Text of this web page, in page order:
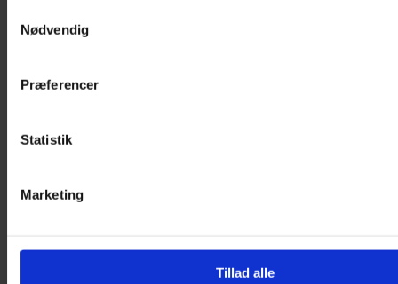
Nødvendig
Præferencer
Statistik
Marketing
Tillad alle